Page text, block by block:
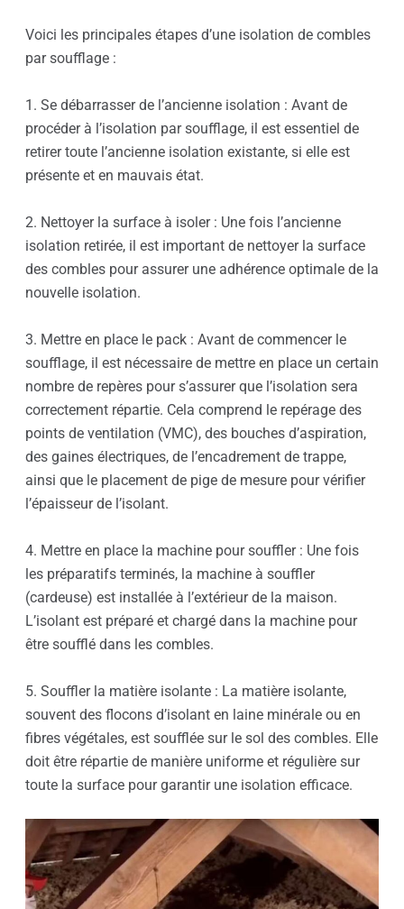
Voici les principales étapes d’une isolation de combles
par soufflage :
1. Se débarrasser de l’ancienne isolation : Avant de
procéder à l’isolation par soufflage, il est essentiel de
retirer toute l’ancienne isolation existante, si elle est
présente et en mauvais état.
2. Nettoyer la surface à isoler : Une fois l’ancienne
isolation retirée, il est important de nettoyer la surface
des combles pour assurer une adhérence optimale de la
nouvelle isolation.
3. Mettre en place le pack : Avant de commencer le
soufflage, il est nécessaire de mettre en place un certain
nombre de repères pour s’assurer que l’isolation sera
correctement répartie. Cela comprend le repérage des
points de ventilation (VMC), des bouches d’aspiration,
des gaines électriques, de l’encadrement de trappe,
ainsi que le placement de pige de mesure pour vérifier
l’épaisseur de l’isolant.
4. Mettre en place la machine pour souffler : Une fois
les préparatifs terminés, la machine à souffler
(cardeuse) est installée à l’extérieur de la maison.
L’isolant est préparé et chargé dans la machine pour
être soufflé dans les combles.
5. Souffler la matière isolante : La matière isolante,
souvent des flocons d’isolant en laine minérale ou en
fibres végétales, est soufflée sur le sol des combles. Elle
doit être répartie de manière uniforme et régulière sur
toute la surface pour garantir une isolation efficace.